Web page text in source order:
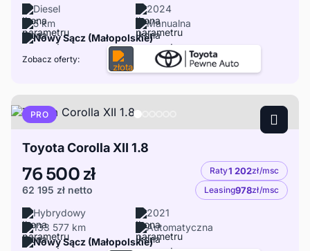
Diesel
2024
5 km
Manualna
Nowy Sącz (Małopolskie)
Zobacz oferty:
PRO
Toyota Corolla XII 1.8
76 500 zł
62 195 zł netto
Raty1 202zł/msc
Leasing978zł/msc
Hybrydowy
2021
133 577 km
Automatyczna
Nowy Sącz (Małopolskie)